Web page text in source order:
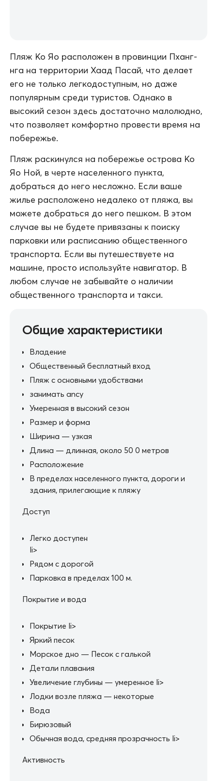
Пляж Ко Яо расположен в провинции Пханг-
нга на территории Хаад Пасай, что делает
его не только легкодоступным, но даже
популярным среди туристов. Однако в
высокий сезон здесь достаточно малолюдно,
что позволяет комфортно провести время на
побережье.
Пляж раскинулся на побережье острова Ко
Яо Ной, в черте населенного пункта,
добраться до него несложно. Если ваше
жилье расположено недалеко от пляжа, вы
можете добраться до него пешком. В этом
случае вы не будете привязаны к поиску
парковки или расписанию общественного
транспорта. Если вы путешествуете на
машине, просто используйте навигатор. В
любом случае не забывайте о наличии
общественного транспорта и такси.
Общие характеристики
Владение
Общественный бесплатный вход
Пляж с основными удобствами
занимать ancy
Умеренная в высокий сезон
Размер и форма
Ширина — узкая
Длина — длинная, около 50 0 метров
Расположение
В пределах населенного пункта, дороги и
здания, прилегающие к пляжу
Доступ
Легко доступен
li>
Рядом с дорогой
Парковка в пределах 100 м.
Покрытие и вода
Покрытие li>
Яркий песок
Морское дно — Песок с галькой
Детали плавания
Увеличение глубины — умеренное li>
Лодки возле пляжа — некоторые
Вода
Бирюзовый
Обычная вода, средняя прозрачность li>
Активность